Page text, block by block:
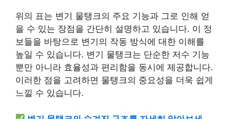
위의 표는 변기 물탱크의 주요 기능과 그로 인해 얻
을 수 있는 장점을 간단히 설명하고 있습니다. 이 정
보들을 바탕으로 변기의 작동 방식에 대한 이해를
높일 수 있습니다. 변기 물탱크는 단순한 저수 기능
뿐만 아니라 효율성과 편리함을 동시에 제공합니다.
이러한 점을 고려하면 물탱크의 중요성을 더욱 쉽게
느낄 수 있습니다.